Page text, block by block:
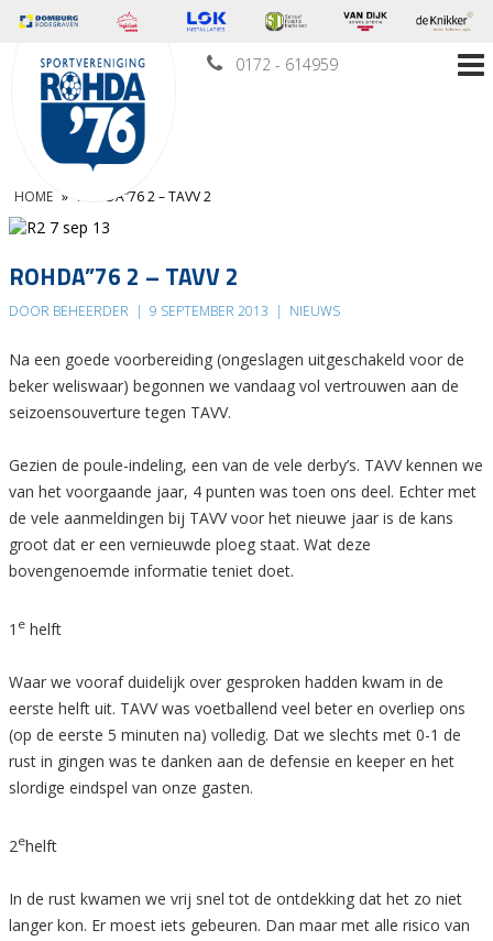
0172 - 614959
HOME » ROHDA”76 2 – TAVV 2
ROHDA”76 2 – TAVV 2
DOOR BEHEERDER | 9 SEPTEMBER 2013 | NIEUWS
Na een goede voorbereiding (ongeslagen uitgeschakeld voor de
beker weliswaar) begonnen we vandaag vol vertrouwen aan de
seizoensouverture tegen TAVV.
Gezien de poule-indeling, een van de vele derby’s. TAVV kennen we
van het voorgaande jaar, 4 punten was toen ons deel. Echter met
de vele aanmeldingen bij TAVV voor het nieuwe jaar is de kans
groot dat er een vernieuwde ploeg staat. Wat deze
bovengenoemde informatie teniet doet.
1 e helft
Waar we vooraf duidelijk over gesproken hadden kwam in de
eerste helft uit. TAVV was voetballend veel beter en overliep ons
(op de eerste 5 minuten na) volledig. Dat we slechts met 0-1 de
rust in gingen was te danken aan de defensie en keeper en het
slordige eindspel van onze gasten.
2ehelft
In de rust kwamen we vrij snel tot de ontdekking dat het zo niet
langer kon. Er moest iets gebeuren. Dan maar met alle risico van